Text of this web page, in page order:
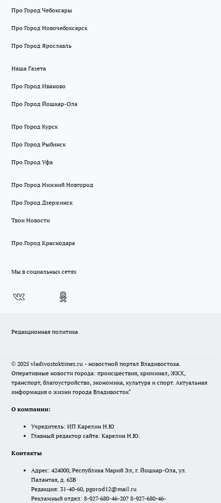
Про Город Чебоксары
Про Город Новочебоксарск
Про Город Ярославль
Наша Газета
Про Город Иваново
Про Город Йошкар-Ола
Про Город Курск
Про Город Рыбинск
Про Город Уфа
Про Город Нижний Новгород
Про Город Дзержинск
Твои Новости
Про Город Краснодара
Мы в социальных сетях
Редакционная политика
© 2025 vladivostoktimes.ru - новостной портал Владивостока.
Оперативные новости города: происшествия, криминал, ЖКХ,
транспорт, благоустройство, экономика, культура и спорт. Актуальная
информация о жизни города Владивосток"
О компании:
Учредитель: ИП Карелин Н.Ю
Главный редактор сайта: Карелин Н.Ю.
Контакты
Адрес: 424000, Республика Марий Эл, г. Йошкар-Ола, ул.
Палантая, д. 63В
Редакция: 31-40-60, pgorod12@mail.ru
Рекламный отдел: 8-927-680-46-20? 8-927-680-46-